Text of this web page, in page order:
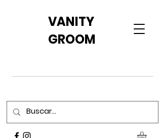
VANITY
GROOM